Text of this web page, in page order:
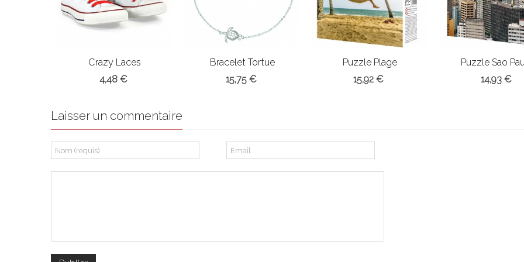
Crazy Laces
4,48 €
Bracelet Tortue
15,75 €
Puzzle Plage
paradisiaque
15,92 €
Puzzle Sao
14,93 €
Laisser un commentaire